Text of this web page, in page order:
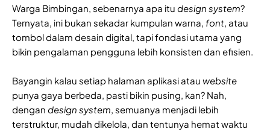
Warga Bimbingan, sebenarnya apa itu design system?
Ternyata, ini bukan sekadar kumpulan warna, font, atau
tombol dalam desain digital, tapi fondasi utama yang
bikin pengalaman pengguna lebih konsisten dan efisien.
Bayangin kalau setiap halaman aplikasi atau website
punya gaya berbeda, pasti bikin pusing, kan? Nah,
dengan design system, semuanya menjadi lebih
terstruktur, mudah dikelola, dan tentunya hemat waktu